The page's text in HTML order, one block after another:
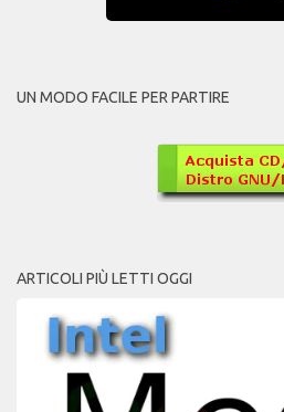
UN MODO FACILE PER PARTIRE
ARTICOLI PIÙ LETTI OGGI